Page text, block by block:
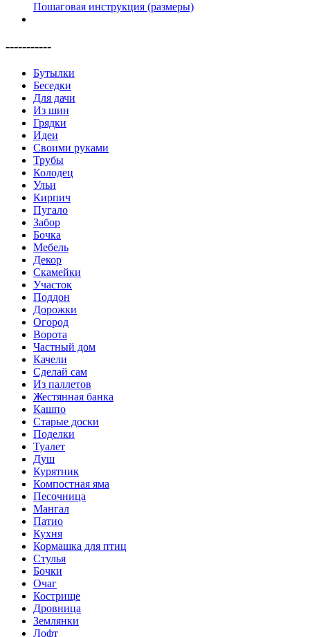
-----------
Бутылки
Беседки
Для дачи
Из шин
Грядки
Идеи
Своими руками
Трубы
Колодец
Ульи
Кирпич
Пугало
Забор
Бочка
Мебель
Декор
Скамейки
Участок
Поддон
Дорожки
Огород
Ворота
Частный дом
Качели
Сделай сам
Из паллетов
Жестянная банка
Кашпо
Старые доски
Поделки
Туалет
Душ
Курятник
Компостная яма
Песочница
Мангал
Патио
Кухня
Кормашка для птиц
Стулья
Бочки
Очаг
Кострище
Дровница
Землянки
Лофт